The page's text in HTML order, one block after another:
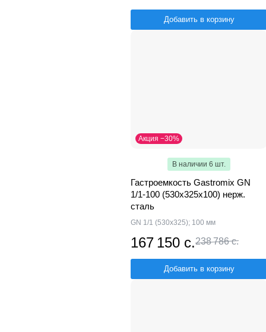
Добавить в корзину
Акция −30%
В наличии 6 шт.
Гастроемкость Gastromix GN
1/1-100 (530х325х100) нерж.
сталь
GN 1/1 (530х325); 100 мм
167 150 с.238 786 с.
Добавить в корзину